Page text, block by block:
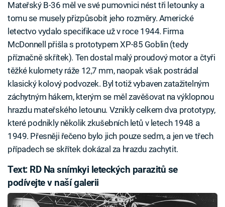
Mateřský B-36 měl ve své pumovnici nést tři letounky a
tomu se musely přizpůsobit jeho rozměry. Americké
letectvo vydalo specifikace už v roce 1944. Firma
McDonnell přišla s prototypem XP-85 Goblin (tedy
příznačně skřítek). Ten dostal malý proudový motor a čtyři
těžké kulomety ráže 12,7 mm, naopak však postrádal
klasický kolový podvozek. Byl totiž vybaven zatažitelným
záchytným hákem, kterým se měl zavěšovat na výklopnou
hrazdu mateřského letounu. Vznikly celkem dva prototypy,
které podnikly několik zkušebních letů v letech 1948 a
1949. Přesněji řečeno bylo jich pouze sedm, a jen ve třech
případech se skřítek dokázal za hrazdu zachytit.
Text: RD Na snímkyi leteckých parazitů se
podívejte v naší galerii